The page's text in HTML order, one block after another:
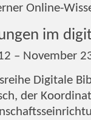
Online-
im
– November
Digitale
der